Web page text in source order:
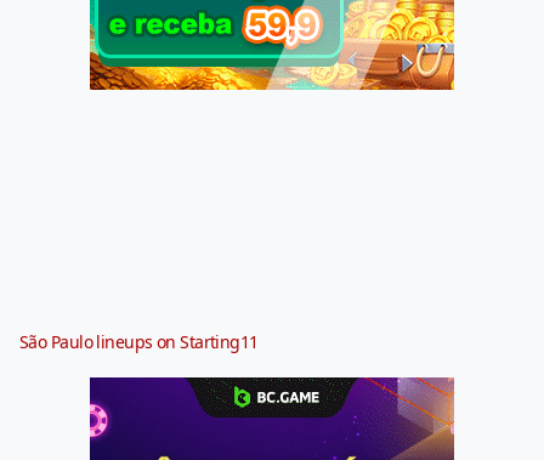
São Paulo lineups on Starting11